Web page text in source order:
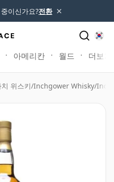
이신가요?전환 ×
아메리칸 월드 더보기
위스키/Inchgower Whisky/